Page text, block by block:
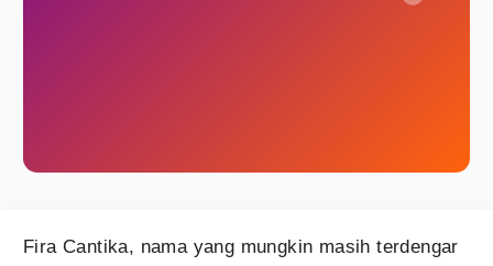
Fira Cantika, nama yang mungkin masih terdengar